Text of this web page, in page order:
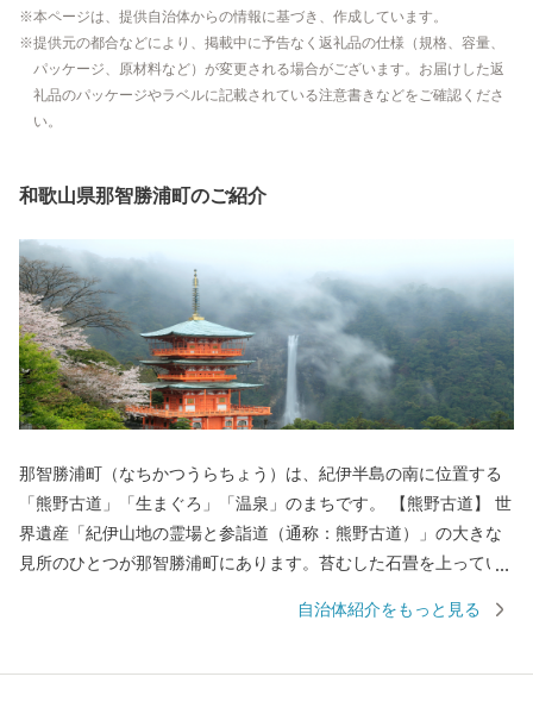
本ページは、提供自治体からの情報に基づき、作成しています。
提供元の都合などにより、掲載中に予告なく返礼品の仕様（規格、容量、
パッケージ、原材料など）が変更される場合がございます。お届けした返
礼品のパッケージやラベルに記載されている注意書きなどをご確認くださ
い。
和歌山県那智勝浦町のご紹介
那智勝浦町（なちかつうらちょう）は、紀伊半島の南に位置する
「熊野古道」「生まぐろ」「温泉」のまちです。 【熊野古道】 世
界遺産「紀伊山地の霊場と参詣道（通称：熊野古道）」の大きな
見所のひとつが那智勝浦町にあります。苔むした石畳を上ってい
札所である「那智山青岸渡寺」、そして日本一の落差133mを誇る
自治体紹介をもっと見る